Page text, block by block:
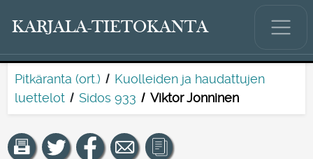
KARJALA-TIETOKANTA
Pitkäranta (ort.)
Kuolleiden ja haudattujen
luettelot
Sidos 933 Viktor Jonninen